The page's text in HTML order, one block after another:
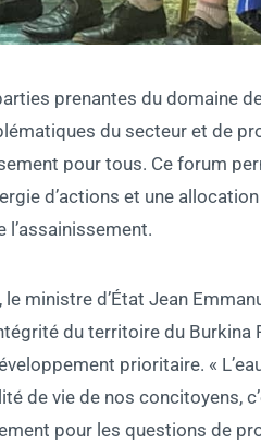
prenantes du domaine
du secteur et de
pour tous. Ce forum
d’actions et une
l’assainissement.
ministre d’État Jean
du territoire du Burkina
prioritaire. «
de vie de nos concitoyens,
pour les questions de